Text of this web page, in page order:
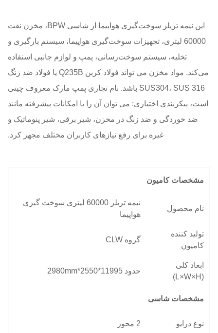
این نیمه تریلر سوخت‌گیری هواپیما از شاسی BPW، مخزن نفت
60000 لیتری، تجهیزات سوخت‌گیری هواپیما، سیستم بارگیری و
تخلیه، سیستم سوخت‌رسانی، پمپ و لوازم جانبی استفاده
می‌کند. مواد مخزن می تواند فولاد کربن Q235B یا فولاد ضد زنگ
SUS304، SUS 316 باشد. نام تجاری پمپ مارک معروف چینی
است، پیکربندی اختیاری: می توان آن را با امکانات پیشرفته مانند
ضد خوردگی و ضد زنگ در مخزن، شیر برقی، شیر پنوماتیک و
غیره برای رفع نیازهای کاربران مختلف مجهز کرد.
مشخصات کامیون
نام محصول
نیمه تریلر 60000 لیتری سوخت گیری
هواپیما
تولید کننده
کامیون
گروه CLW
ابعاد کلی
(L×W×H)
حدود 11995*2550*2980mm
مشخصات شاسی
نوع درایو 2 محور